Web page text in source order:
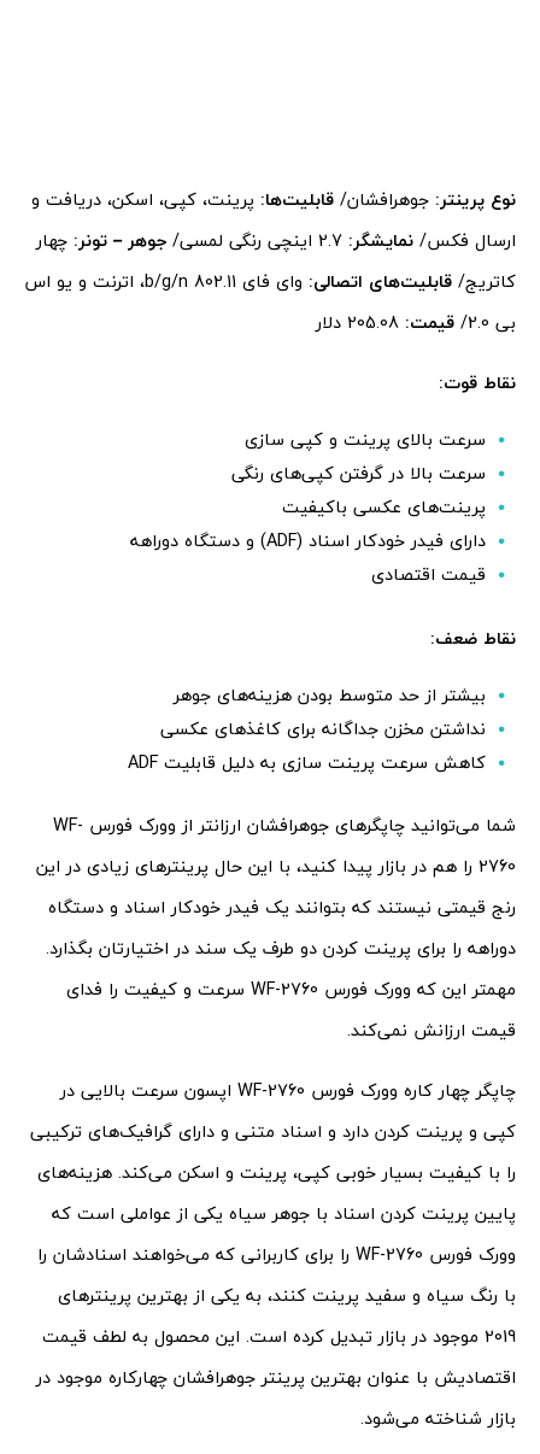
نوع پرینتر: جوهرافشان/ قابلیت‌ها: پرینت، کپی، اسکن، دریافت و
ارسال فکس/ نمایشگر: جوهر – تونر: چهار
کاتریج/ قابلیت‌های اتصالی:
وای فای 802.11 b/g/n، اترنت و یو اس
بی 2.0/
قیمت:
نقاط قوت:
سرعت بالای پرینت و کپی سازی
سرعت بالا در گرفتن کپی‌های رنگی
پرینت‌های عکسی باکیفیت
دارای فیدر خودکار اسناد (ADF) و دستگاه دوراهه
قیمت اقتصادی
نقاط ضعف:
بیشتر از حد متوسط بودن هزینه‌های جوهر
نداشتن مخزن جداگانه برای کاغذهای عکسی
کاهش سرعت پرینت سازی به دلیل قابلیت ADF
شما می‌توانید چاپگرهای جوهرافشان ارزانتر از وورک فورس WF-
2760 را هم در بازار پیدا کنید، با این حال پرینترهای زیادی در این
رنج قیمتی نیستند که بتوانند یک فیدر خودکار اسناد و دستگاه
دوراهه را برای پرینت کردن دو طرف یک سند در اختیارتان بگذارد.
مهمتر این که وورک فورس WF-2760 سرعت و کیفیت را فدای
قیمت ارزانش نمی‌کند.
چاپگر چهار کاره وورک فورس WF-2760 اپسون سرعت بالایی در
کپی و پرینت کردن دارد و اسناد متنی و دارای گرافیک‌های ترکیبی
را با کیفیت بسیار خوبی کپی، پرینت و اسکن می‌کند. هزینه‌های
پایین پرینت کردن اسناد با جوهر سیاه یکی از عواملی است که
وورک فورس WF-2760 را برای کاربرانی که می‌خواهند اسنادشان را
با رنگ سیاه و سفید پرینت کنند، به یکی از بهترین پرینترهای
2019 موجود در بازار تبدیل کرده است. این محصول به لطف قیمت
اقتصادیش با عنوان بهترین پرینتر جوهرافشان چهارکاره موجود در
بازار شناخته می‌شود.